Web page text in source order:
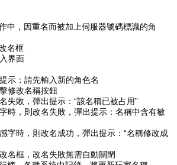
中，因重名而被加上伺服器號碼標識的角
名框
界面
示：請先輸入新的角色名
修改名稱按鈕
失敗，彈出提示：“該名稱已被占用”
時，則改名失敗，彈出提示：名稱中含有敏
字時，則改名成功，彈出提示：“名稱修改成
名框，改名失敗無需自動關閉